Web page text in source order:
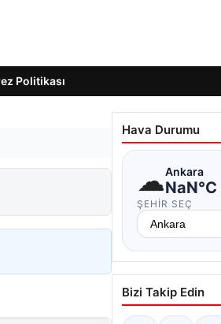
Politikası
Hava Durumu
☁Ankara
NaN°C
ŞEHIR SEÇ
Bizi Takip Edin